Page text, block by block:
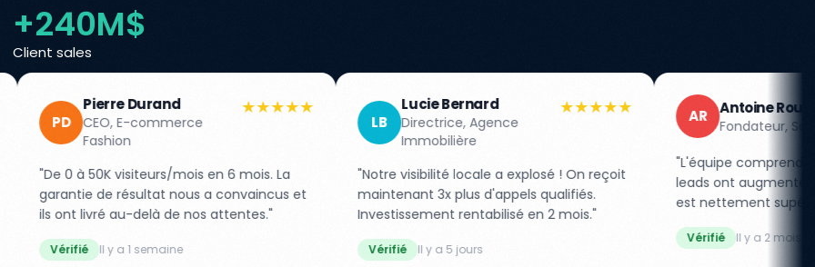
+240M$
Client sales
★★★★★
mois en 6 mois. La
nous a convaincus et
de nos attentes."
Lucie Bernard
Directrice, Agence
★★★★★
"Notre visibilité locale a explosé ! On reçoit
maintenant 3x plus d'appels qualifiés.
Investissement rentabilisé en 2 mois."
Antoine Rousseau
Fondateur, SaaS B2B
★★★★★
"L'équipe comprend vraiment le B2B. Nos
leads ont augmenté de 180% et la qualité
est nettement supérieure. Merci RHILLANE !"